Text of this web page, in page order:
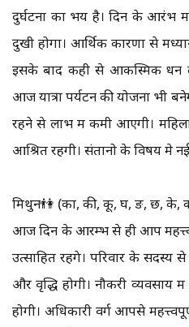
दुर्घटना का भय है। दिन के आरंभ
दुखी होगा। आर्थिक कारणों से
इसके बाद कही से आकस्मिक धन
आज यात्रा पर्यटन की योजना भी
रहने से लाभ में कमी आएगी।
आश्रित रहेंगी। संतानो के विषय मे
मिथुन👫 (का, की, कू, घ, ङ, छ, के,
आज दिन के आरम्भ से ही आप
उत्साहित रहेंगे। परिवार के सदस्य
और वृद्धि होगी। नौकरी व्यवसाय
होगी। अधिकारी वर्ग आपसे